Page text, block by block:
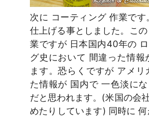
次に コーティング 作業で
仕上げる事としました。こ
業ですが 日本国内40年の
グ史において 間違った情報
ます。恐らくですが アメリ
た情報が 国内で 一色淡に
だと思われます。(米国の会
めたりしています) 同時に